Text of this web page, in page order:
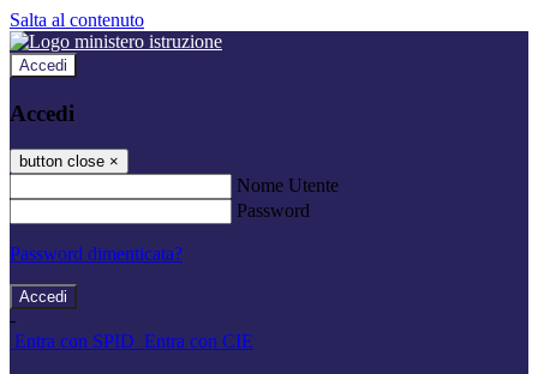
Salta al contenuto
Accedi
Accedi
button close ×
Nome Utente
Password
Password dimenticata?
-
Entra con SPID Entra con CIE